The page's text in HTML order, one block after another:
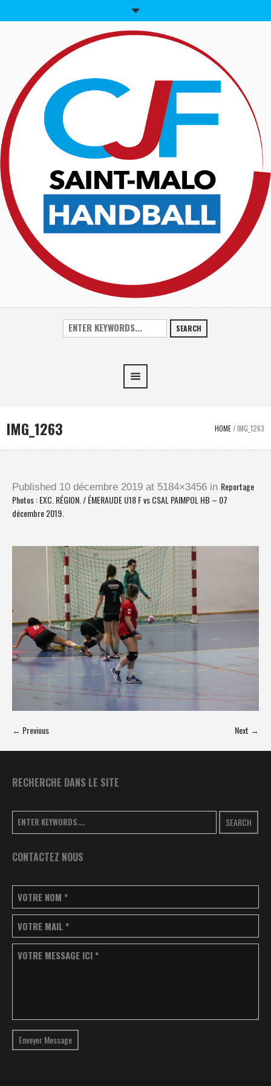
SEARCH
IMG_1263 HOME/IMG_1263
Published 10 décembre 2019 at 5184×3456 in Reportage
Photos : EXC. RÉGION. / ÉMERAUDE U18 F vs CSAL PAIMPOL HB – 07
décembre 2019.
← Previous Next →
RECHERCHE DANS LE SITE
SEARCH
CONTACTEZ NOUS
VOTRE NOM *
VOTRE MAIL *
VOTRE MESSAGE ICI *
Envoyer Message